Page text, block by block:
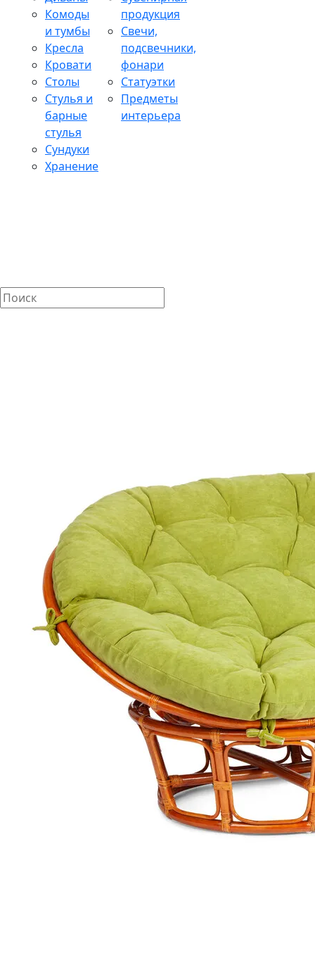
Комоды
и тумбы
Кресла
Кровати
Столы
Стулья и
барные
стулья
Сундуки
Хранение
продукция
Свечи,
подсвечники,
фонари
Статуэтки
Предметы
интерьера